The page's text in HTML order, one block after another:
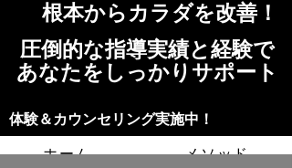
​根本からカラダを改善！​​
​​圧倒的な指導実績と経験で
​あなたをしっかりサポート
​​​体験＆カウンセリング実施中！
ホーム メソッド